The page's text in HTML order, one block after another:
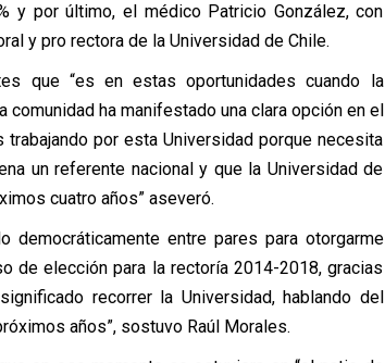
y por último, el médico Patricio González, con
y pro rectora de la Universidad de Chile.
que “es en estas oportunidades cuando la
comunidad ha manifestado una clara opción en el
por esta Universidad porque necesita
un referente nacional y que la Universidad de
cuatro años” aseveró.
democráticamente entre pares para otorgarme
de elección para la rectoría 2014-2018, gracias
recorrer la Universidad, hablando del
años”, sostuvo Raúl Morales.